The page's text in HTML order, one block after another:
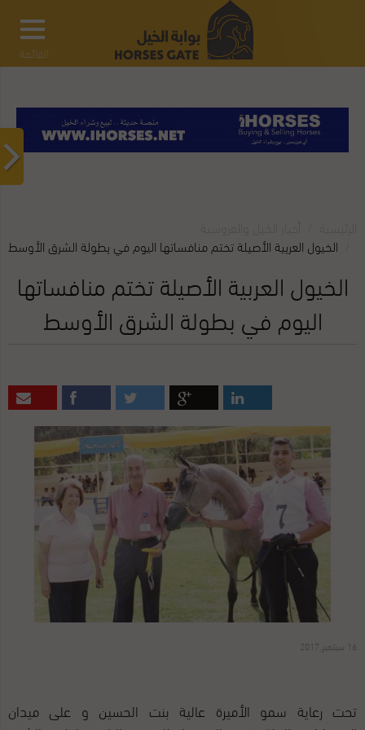
القائمة
الخيول العربية الأصيلة تختم منافساتها اليوم في بطولة الشرق الأوسط
الخيول العربية الأصيلة تختم منافساتها
اليوم في بطولة الشرق الأوسط
16 سبتمبر,2017
تحت رعاية سمو الأميرة عالية بنت الحسين و على ميدان